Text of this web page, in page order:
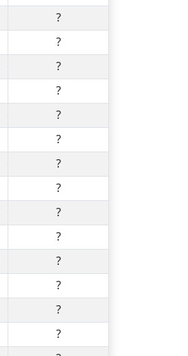
?
?
?
?
?
?
?
?
?
?
?
?
?
?